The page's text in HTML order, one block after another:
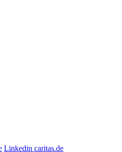
Linkedin caritas.de